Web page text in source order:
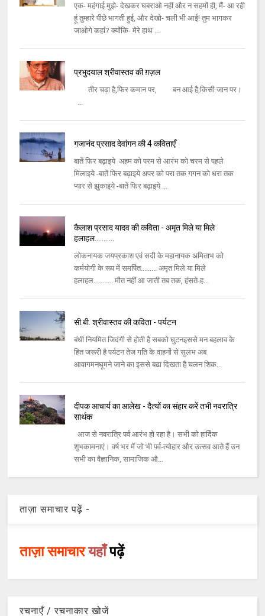
एक- महंगाई मुझे- देखकर घबराओ नहीं और न सहमों ही, मैं- आ रही
हूं तुम्हारे पीछे भागती हुई, और देखो- चली भी आई! तुम भागकर
जाओगे कहां? क्योंकि- मेरे हाथ ...
प्रभुदयाल श्रीवास्तव की ग़ज़ल
तीर चढ़ा है,फिर कमान पर, बन आई है,किसी जान पर।
गजानंद प्रसाद देवांगन की 4 कविताएँ
बातें फिर बढ़ाइये अहम को परम से आरंभ को चरम से पहले
मिलाइये -बातें फिर बढ़ाइये अपर को परा तक गगन को धरा तक
प्यार से झुकाइये -बातें फिर बढ़ाइये ...
कैलाश प्रसाद यादव की कविता - अमृत मिले या मिले
हलाहल...........
लोकनायक जयप्रकाश एवं सदी के महानायक अमिताभ को
कर्मयोगी के रूप में समर्पित......... अमृत मिले या मिले
हलाहल........... मौत नहीं आ जाती तब तक, हंसते-ह...
सी.बी. श्रीवास्तव की कविता - पर्यटन
बंधी नियमित जिदंगी से होती है सबको घुटनइससे मन बहलाव के
हित जरूरी है पर्यटन तेज गति के वाहनों से सुलभ अब
आवागमनघूमने जाने का इससे बढा दिखता है चलन शिक...
दीपक आचार्य का आलेख - दैत्यों का संहार करें तभी नवरात्रि
सार्थक
आज से नवरात्रि पर्व आरंभ हो रहा है। सभी को हार्दिक
शुभकामनाएं। वर्ष भर में जो भी पर्व-त्योहार और उत्सव आते हैं उन
सभी का वैज्ञानिक, सामाजिक औ...
ताज़ा समाचार पढ़ें -
ताज़ा समाचारयहाँपढ़ें
रचनाएँ / रचनाकार खोजें